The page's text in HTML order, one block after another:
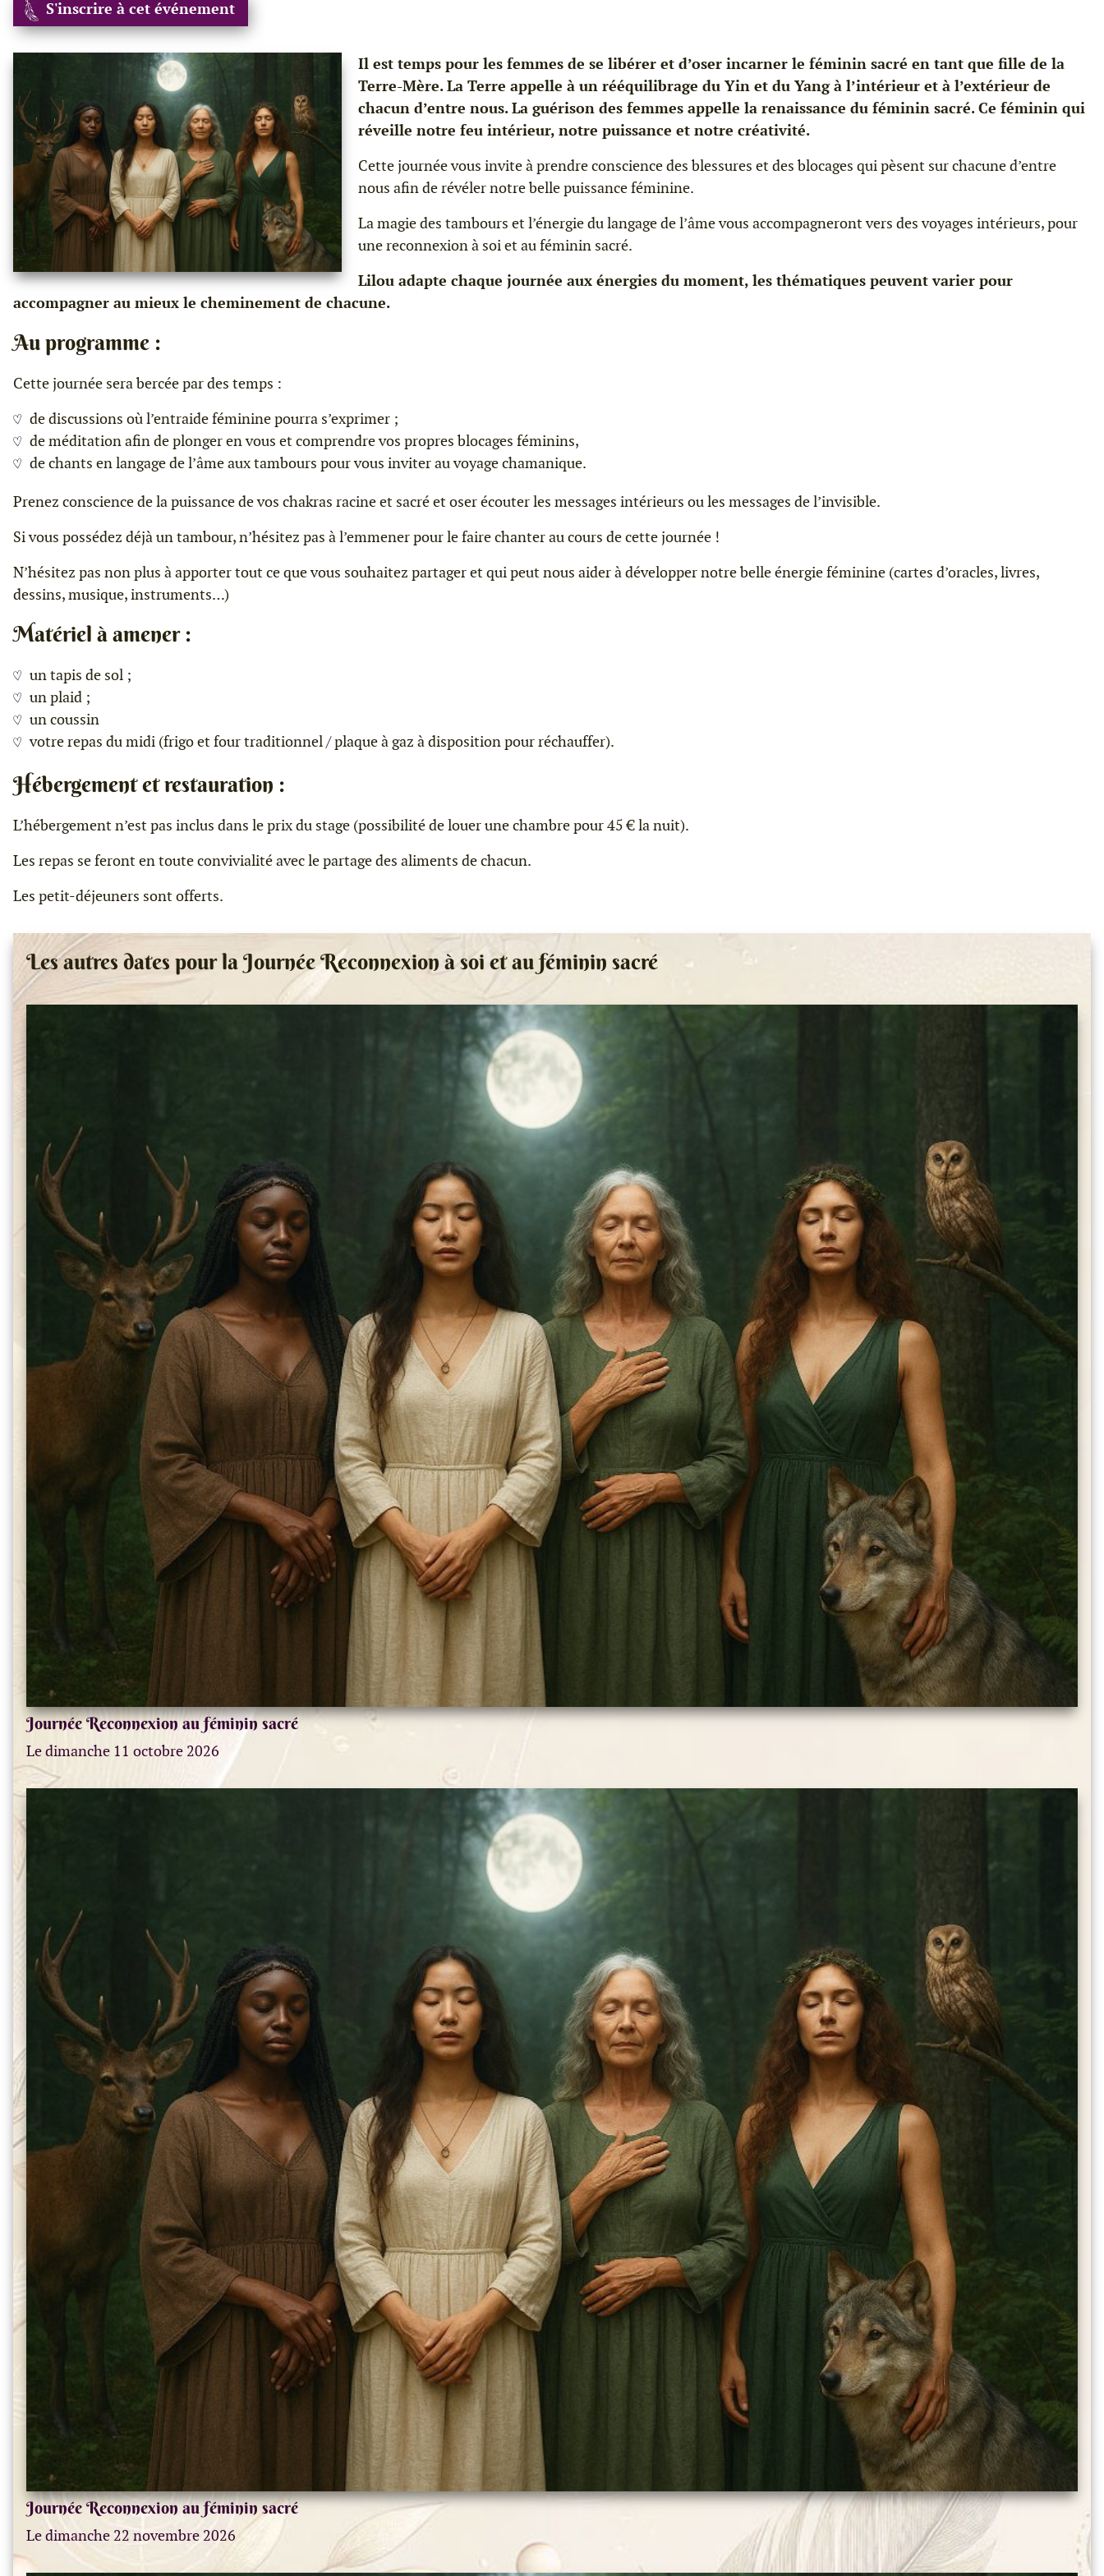
S'inscrire à cet événement
Il est temps pour les femmes de se libérer et d’oser incarner le féminin sacré en tant que fille de la
Terre-Mère. La Terre appelle à un rééquilibrage du Yin et du Yang à l’intérieur et à l’extérieur de
chacun d’entre nous. La guérison des femmes appelle la renaissance du féminin sacré. Ce féminin qui
réveille notre feu intérieur, notre puissance et notre créativité.
Cette journée vous invite à prendre conscience des blessures et des blocages qui pèsent sur chacune d’entre
nous afin de révéler notre belle puissance féminine.
La magie des tambours et l’énergie du langage de l’âme vous accompagneront vers des voyages intérieurs, pour
une reconnexion à soi et au féminin sacré.
Lilou adapte chaque journée aux énergies du moment, les thématiques peuvent varier pour
accompagner au mieux le cheminement de chacune.
Au programme :
Cette journée sera bercée par des temps :
de discussions où l’entraide féminine pourra s’exprimer ;
de méditation afin de plonger en vous et comprendre vos propres blocages féminins,
de chants en langage de l’âme aux tambours pour vous inviter au voyage chamanique.
Prenez conscience de la puissance de vos chakras racine et sacré et oser écouter les messages intérieurs ou les messages de l’invisible.
Si vous possédez déjà un tambour, n’hésitez pas à l’emmener pour le faire chanter au cours de cette journée !
N’hésitez pas non plus à apporter tout ce que vous souhaitez partager et qui peut nous aider à développer notre belle énergie féminine (cartes d’oracles, livres,
dessins, musique, instruments…)
Matériel à amener :
un tapis de sol ;
un plaid ;
un coussin
votre repas du midi (frigo et four traditionnel / plaque à gaz à disposition pour réchauffer).
Hébergement et restauration :
L’hébergement n’est pas inclus dans le prix du stage (possibilité de louer une chambre pour 45 € la nuit).
Les repas se feront en toute convivialité avec le partage des aliments de chacun.
Les petit-déjeuners sont offerts.
Les autres dates pour la Journée Reconnexion à soi et au féminin sacré
Journée Reconnexion au féminin sacré
Le dimanche 11 octobre 2026
Journée Reconnexion au féminin sacré
Le dimanche 22 novembre 2026